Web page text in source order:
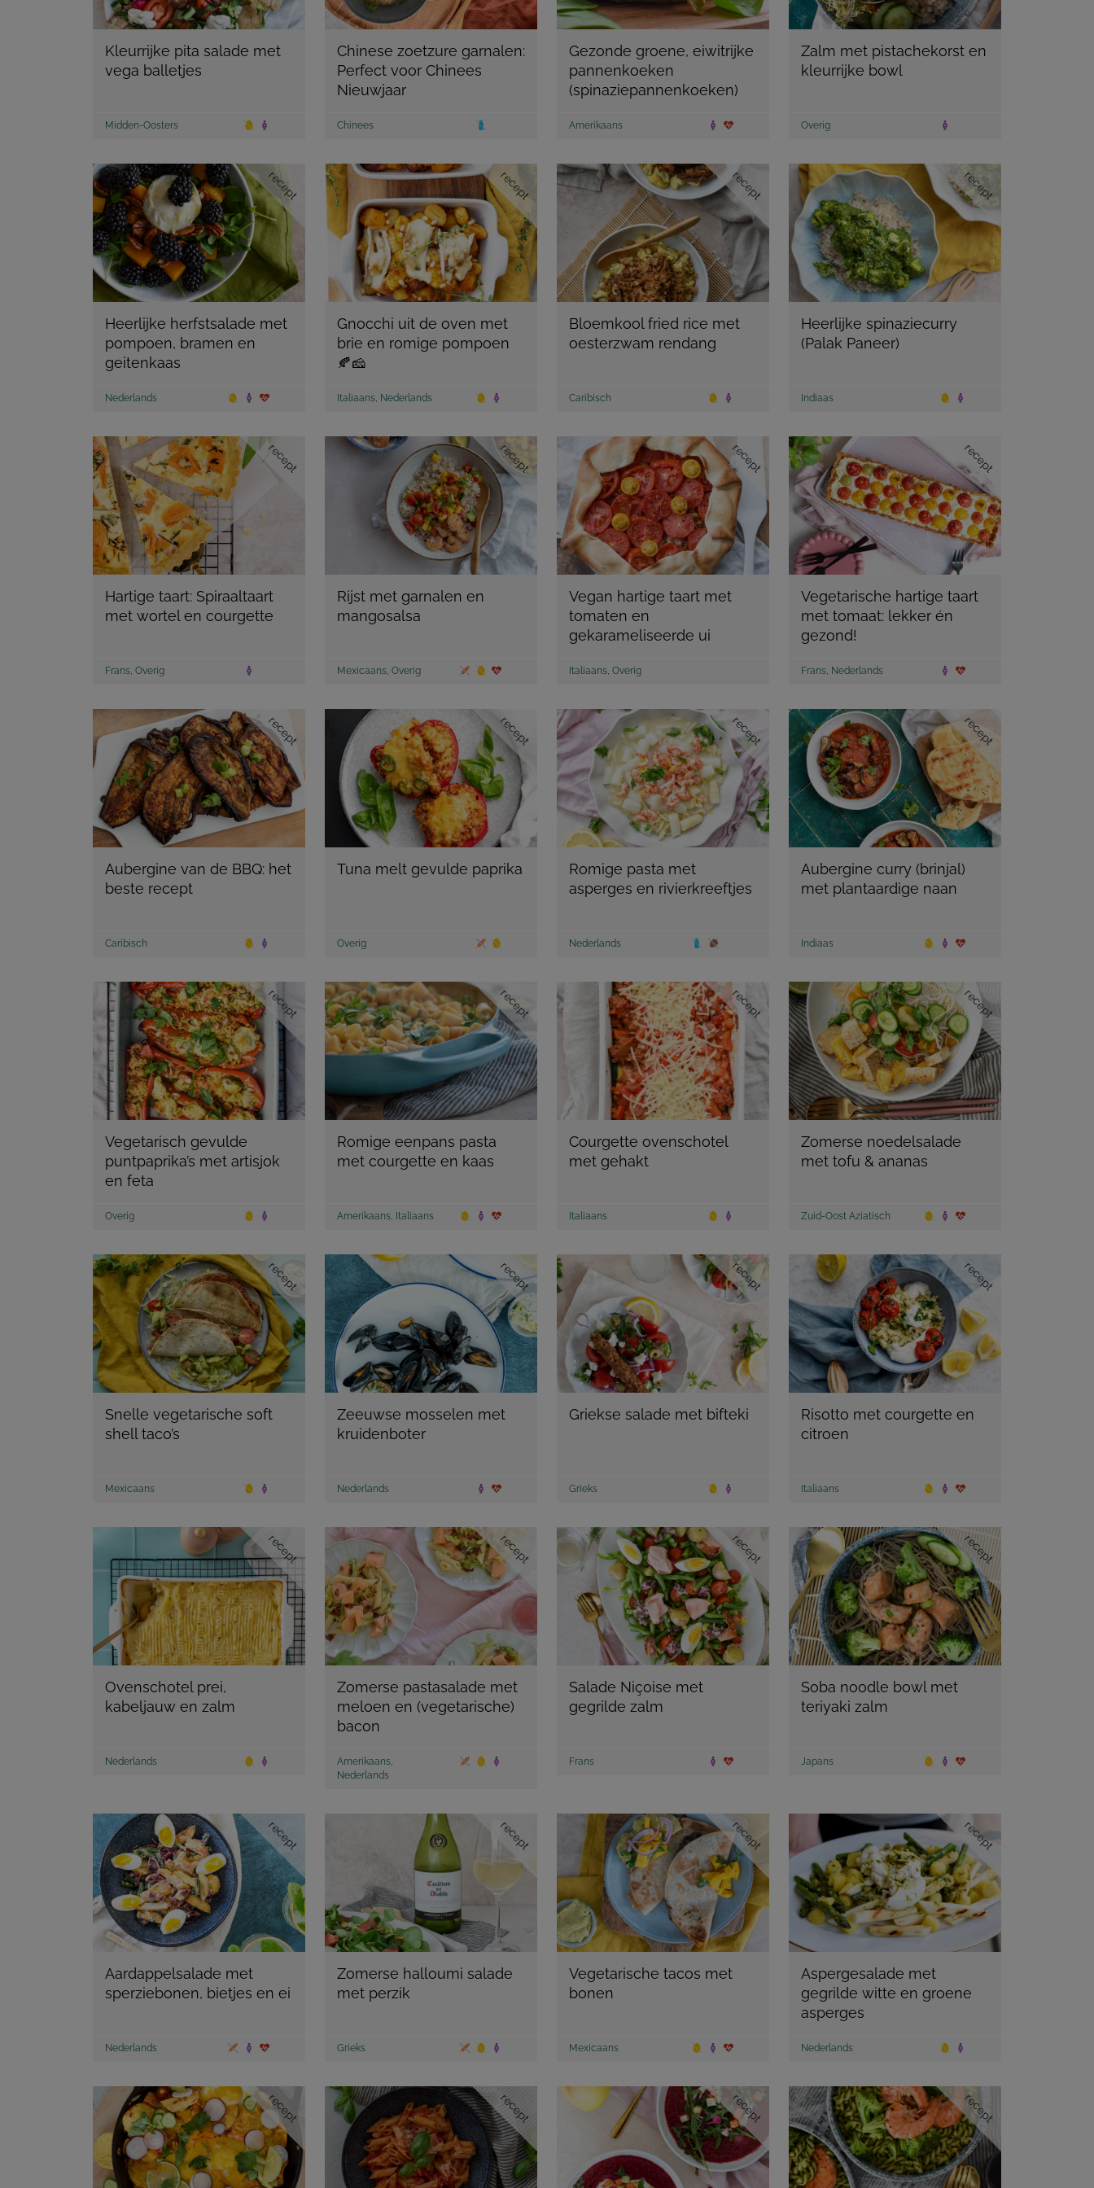
Kleurrijke pita salade met
vega balletjes
Midden-Oosters
Chinese zoetzure garnalen:
Perfect voor Chinees
Nieuwjaar
Chinees
Gezonde groene, eiwitrijke
pannenkoeken
(spinaziepannenkoeken)
Amerikaans
Zalm met pistachekorst en
kleurrijke bowl
Overig
recept
Heerlijke herfstsalade met
pompoen, bramen en
geitenkaas
Nederlands
recept
Gnocchi uit de oven met
brie en romige pompoen
🍂🧀
Italiaans, Nederlands
recept
Bloemkool fried rice met
oesterzwam rendang
Caribisch
recept
Heerlijke spinaziecurry
(Palak Paneer)
Indiaas
recept
Hartige taart: Spiraaltaart
met wortel en courgette
Frans, Overig
recept
Rijst met garnalen en
mangosalsa
Mexicaans, Overig
recept
Vegan hartige taart met
tomaten en
gekarameliseerde ui
Italiaans, Overig
recept
Vegetarische hartige taart
met tomaat: lekker én
gezond!
Frans, Nederlands
recept
Aubergine van de BBQ: het
beste recept
Caribisch
recept
Tuna melt gevulde paprika
Overig
recept
Romige pasta met
asperges en rivierkreeftjes
Nederlands
recept
Aubergine curry (brinjal)
met plantaardige naan
Indiaas
recept
Vegetarisch gevulde
puntpaprika’s met artisjok
en feta
Overig
recept
Romige eenpans pasta
met courgette en kaas
Amerikaans, Italiaans
recept
Courgette ovenschotel
met gehakt
Italiaans
recept
Zomerse noedelsalade
met tofu & ananas
Zuid-Oost Aziatisch
recept
Snelle vegetarische soft
shell taco’s
Mexicaans
recept
Zeeuwse mosselen met
kruidenboter
Nederlands
recept
Griekse salade met bifteki
Grieks
recept
Risotto met courgette en
citroen
Italiaans
recept
Ovenschotel prei,
kabeljauw en zalm
Nederlands
recept
Zomerse pastasalade met
meloen en (vegetarische)
bacon
Amerikaans,
Nederlands
recept
Salade Niçoise met
gegrilde zalm
Frans
recept
Soba noodle bowl met
teriyaki zalm
Japans
recept
Aardappelsalade met
sperziebonen, bietjes en ei
Nederlands
recept
Zomerse halloumi salade
met perzik
Grieks
recept
Vegetarische tacos met
bonen
Mexicaans
recept
Aspergesalade met
gegrilde witte en groene
asperges
Nederlands
recept recept recept recept